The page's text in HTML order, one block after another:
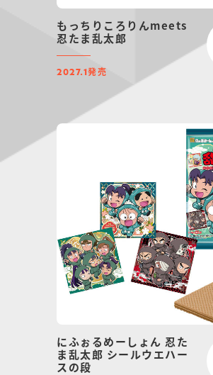
もっちりころりんmeets
忍たま乱太郎
2027.1発売
にふぉるめーしょん 忍た
ま乱太郎 シールウエハー
スの段